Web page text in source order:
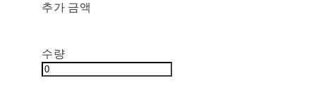
추가 금액
수량